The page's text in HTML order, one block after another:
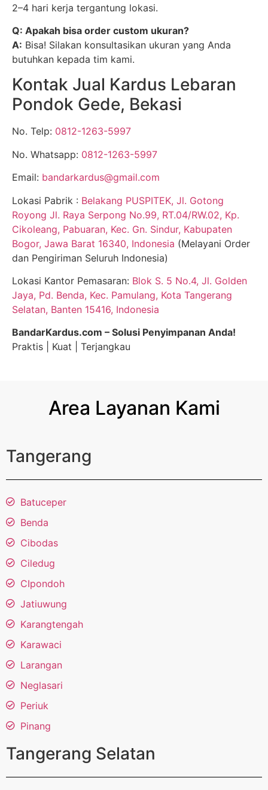
2–4 hari kerja tergantung lokasi.
Q: Apakah bisa order custom ukuran?
A: Bisa! Silakan konsultasikan ukuran yang Anda
butuhkan kepada tim kami.
Kontak Jual Kardus Lebaran
Pondok Gede, Bekasi
No. Telp: 0812-1263-5997
No. Whatsapp: 0812-1263-5997
Email: bandarkardus@gmail.com
Lokasi Pabrik : Belakang PUSPITEK, Jl. Gotong
Royong Jl. Raya Serpong No.99, RT.04/RW.02, Kp.
Cikoleang, Pabuaran, Kec. Gn. Sindur, Kabupaten
Bogor, Jawa Barat 16340, Indonesia (Melayani Order
dan Pengiriman Seluruh Indonesia)
Lokasi Kantor Pemasaran: Blok S. 5 No.4, Jl. Golden
Jaya, Pd. Benda, Kec. Pamulang, Kota Tangerang
Selatan, Banten 15416, Indonesia
BandarKardus.com – Solusi Penyimpanan Anda!
Praktis | Kuat | Terjangkau
Area Layanan Kami
Tangerang
Batuceper
Benda
Cibodas
Ciledug
CIpondoh
Jatiuwung
Karangtengah
Karawaci
Larangan
Neglasari
Periuk
Pinang
Tangerang Selatan